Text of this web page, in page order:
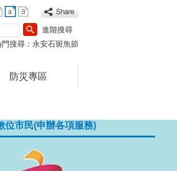
搜
尋
進階搜尋
搜尋： 永安石斑魚節
防災專區
位市民(申辦各項服務)